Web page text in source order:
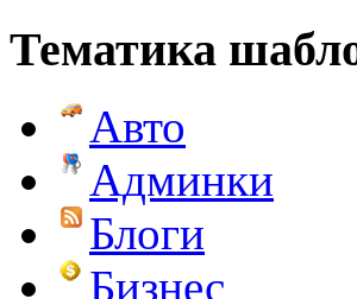
Тематика
Авто
Админки
Блоги
Бизнес